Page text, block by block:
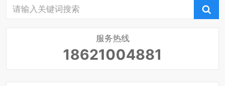
服务热线
18621004881